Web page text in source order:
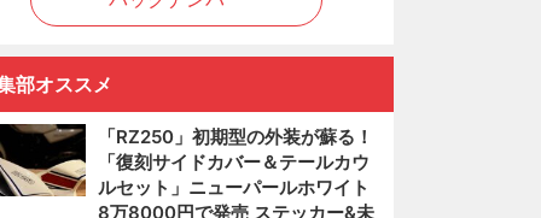
部オススメ
「RZ250」初期型の外装が蘇る！
「復刻サイドカバー＆テールカウ
ルセット」ニューパールホワイト
8万8000円で発売 ステッカー&未